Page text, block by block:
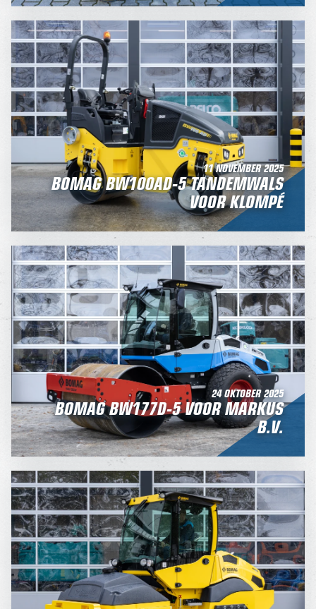
11 NOVEMBER 2025
BOMAG BW100AD-5 TANDEMWALS
VOOR KLOMPÉ
24 OKTOBER 2025
BOMAG BW177D-5 VOOR MARKUS
B.V.